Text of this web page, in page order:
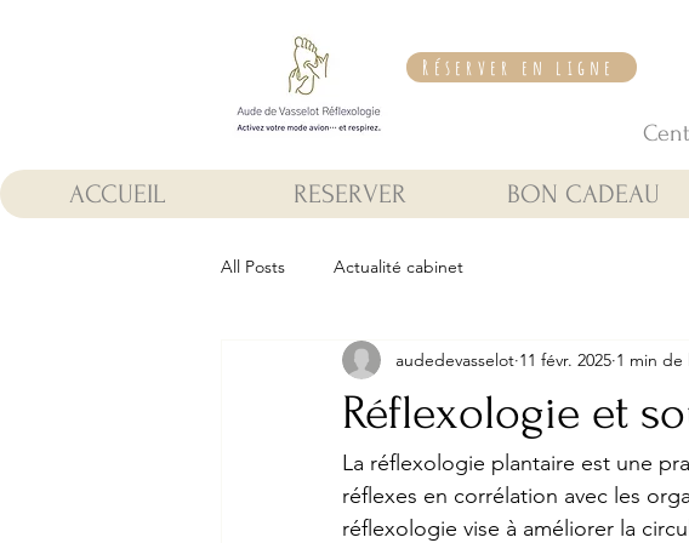
Réserver en ligne
ACCUEIL RESERVER BON CADEAU
All Posts Actualité cabinet
Réflexologie et
audedevasselot 11 févr. 2025 1 min de
La réflexologie plantaire est une
réflexes en corrélation avec les
réflexologie vise à améliorer la